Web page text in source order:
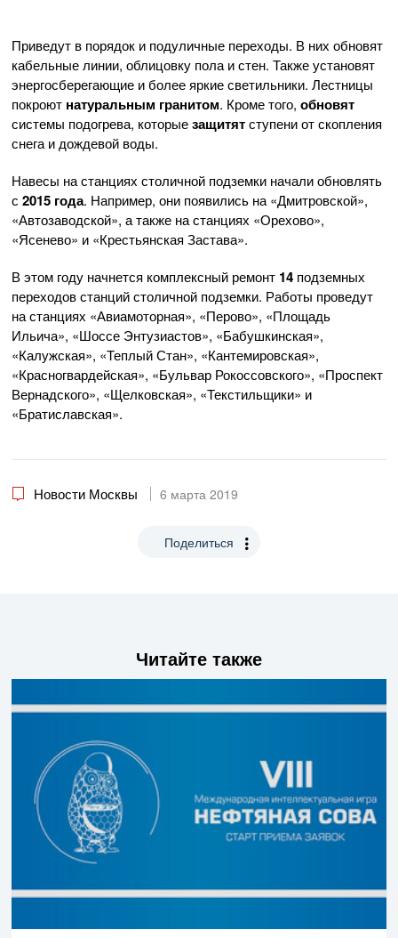
Приведут в порядок и подуличные переходы. В них обновят
кабельные линии, облицовку пола и стен. Также установят
энергосберегающие и более яркие светильники. Лестницы
покроют натуральным гранитом. Кроме того, обновят
системы подогрева, которыезащитятступени от скопления
снега и дождевой воды.
Навесы на станциях столичной подземки начали обновлять
с 2015 года. Например, они появились на «Дмитровской»,
«Автозаводской», а также на станциях «Орехово»,
«Ясенево» и «Крестьянская Застава».
В этом году начнется комплексный ремонт 14 подземных
переходов станций столичной подземки. Работы проведут
на станциях «Авиамоторная», «Перово», «Площадь
Ильича», «Шоссе Энтузиастов», «Бабушкинская»,
«Калужская», «Теплый Стан», «Кантемировская»,
«Красногвардейская», «Бульвар Рокоссовского», «Проспект
Вернадского», «Щелковская», «Текстильщики» и
«Братиславская».
Новости Москвы 6 марта 2019
Поделиться
Читайте также